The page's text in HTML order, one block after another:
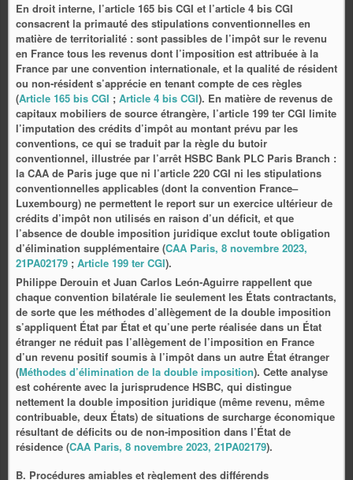
En droit interne, l’article 165 bis CGI et l’article 4 bis CGI
consacrent la primauté des stipulations conventionnelles en
matière de territorialité : sont passibles de l’impôt sur le revenu
en France tous les revenus dont l’imposition est attribuée à la
France par une convention internationale, et la qualité de résident
ou non‑résident s’apprécie en tenant compte de ces règles
(Article 165 bis CGI ; Article 4 bis CGI). En matière de revenus de
capitaux mobiliers de source étrangère, l’article 199 ter CGI limite
l’imputation des crédits d’impôt au montant prévu par les
conventions, ce qui se traduit par la règle du butoir
conventionnel, illustrée par l’arrêt HSBC Bank PLC Paris Branch :
la CAA de Paris juge que ni l’article 220 CGI ni les stipulations
conventionnelles applicables (dont la convention France–
Luxembourg) ne permettent le report sur un exercice ultérieur de
crédits d’impôt non utilisés en raison d’un déficit, et que
l’absence de double imposition juridique exclut toute obligation
d’élimination supplémentaire (CAA Paris, 8 novembre 2023,
21PA02179 ; Article 199 ter CGI).
Philippe Derouin et Juan Carlos León‑Aguirre rappellent que
chaque convention bilatérale lie seulement les États contractants,
de sorte que les méthodes d’allègement de la double imposition
s’appliquent État par État et qu’une perte réalisée dans un État
étranger ne réduit pas l’allègement de l’imposition en France
d’un revenu positif soumis à l’impôt dans un autre État étranger
(Méthodes d’élimination de la double imposition). Cette analyse
est cohérente avec la jurisprudence HSBC, qui distingue
nettement la double imposition juridique (même revenu, même
contribuable, deux États) de situations de surcharge économique
résultant de déficits ou de non‑imposition dans l’État de
résidence (CAA Paris, 8 novembre 2023, 21PA02179).
B. Procédures amiables et règlement des différends